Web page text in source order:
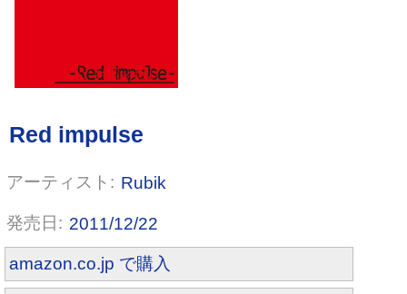
Rubik
2011/12/22
amazon.co.jp で購入